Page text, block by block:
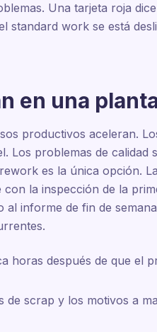
Una tarjeta roja
standard work se está
en una
productivos aceleran.
problemas de calidad
es la única opción.
la inspección de la
informe de fin de
horas después de que el
de scrap y los motivos a